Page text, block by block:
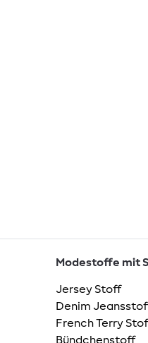
Modestoffe mit
Jersey Stoff
Denim
French Terry
Bündchenstoff